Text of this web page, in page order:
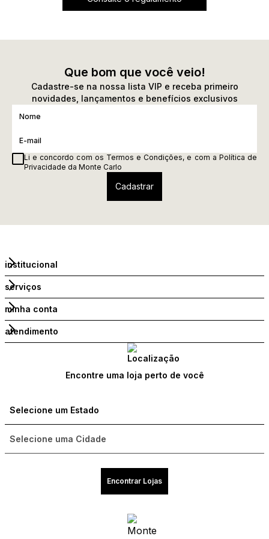
Que bom que você veio!
Cadastre-se na nossa lista VIP e receba primeiro
novidades, lançamentos e benefícios exclusivos
Li e concordo com os Termos e Condições, e com a Política de
Privacidade da Monte Carlo
institucional
serviços
minha conta
atendimento
Encontre uma loja perto de você
Encontrar Lojas